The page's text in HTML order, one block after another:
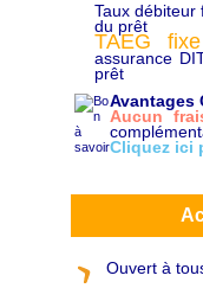
Taux débiteur
du prêt
TAEG
assurance
prêt
Avantages
Aucun
Cliquez ici
Ouvert à